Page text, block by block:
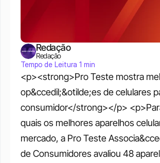
<p><strong>Pro Teste mostra
op&ccedil;&otilde;es de celulares
consumidor</strong></p>
quais os melhores aparelhos
mercado, a Pro Teste
de Consumidores avaliou 48
Redação
Redação
Tempo de Leitura 1 min